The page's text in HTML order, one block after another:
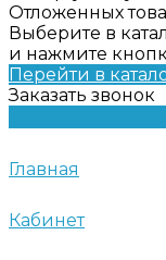
Отложенных
Выберите в
и нажмите
Перейти в
Заказать звонок
Главная
Кабинет